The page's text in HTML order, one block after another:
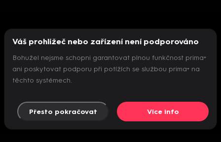
Nepodařilo se inicializovat přehrávač
Váš prohlížeč nebo zařízení není podporováno
Bohužel nejsme schopni garantovat plnou funkčnost prima+
ani poskytovat podporu při potížích se službou prima+ na
těchto systémech.
Přesto pokračovat Více info